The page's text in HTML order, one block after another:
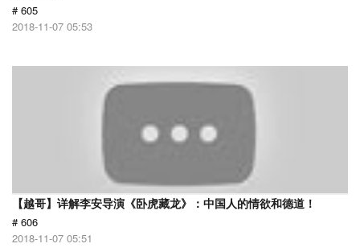
# 605
2018-11-07 05:53
【越哥】详解李安导演《卧虎藏龙》：中国人的情欲和德道！
# 606
2018-11-07 05:51